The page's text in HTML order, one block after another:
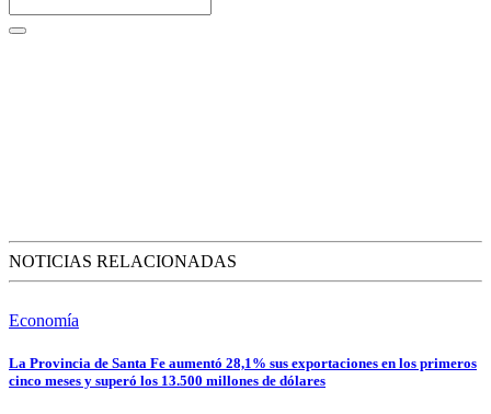
NOTICIAS RELACIONADAS
Economía
La Provincia de Santa Fe aumentó 28,1% sus exportaciones en los primeros
cinco meses y superó los 13.500 millones de dólares